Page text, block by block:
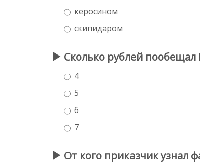
керосином
скипидаром
Сколько рублей
4
5
6
7
От кого приказчик узнал